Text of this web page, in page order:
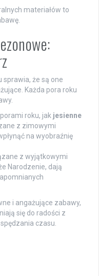
materiałów to
sprawia, że są one
Każda pora roku
roku, jak jesienne
z zimowymi
na wyobraźnię
z wyjątkowymi
Narodzenie, dają
i angażujące zabawy,
się do radości z
czasu.